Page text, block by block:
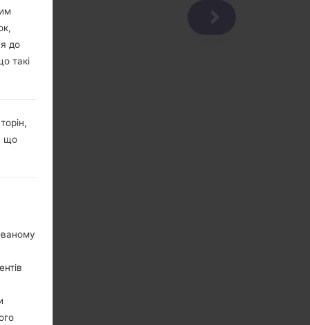
до
такі
що